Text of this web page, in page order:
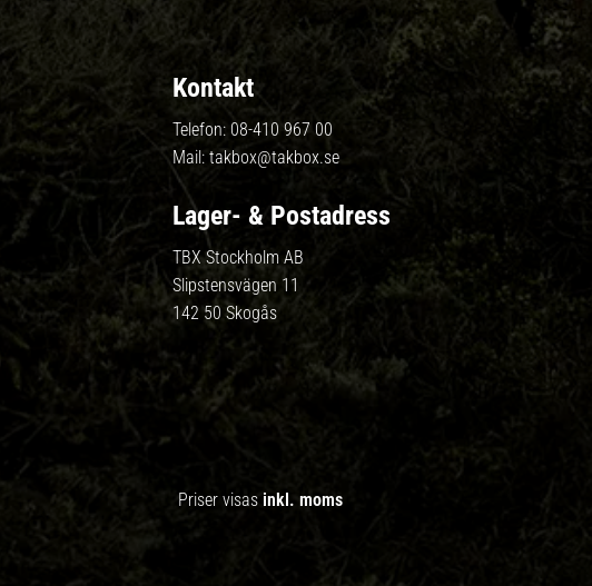
Kontakt
Telefon: 08-410 967 00
Mail: takbox@takbox.se
Lager- & Postadress
TBX Stockholm AB
Slipstensvägen 11
142 50 Skogås
Priser visas inkl. moms